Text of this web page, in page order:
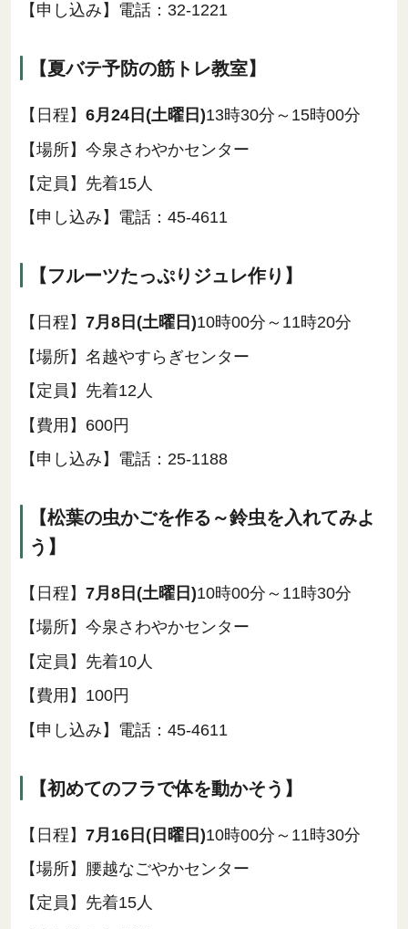
【申し込み】電話：32-1221
【夏バテ予防の筋トレ教室】
【日程】 6月24日(土曜日)13時30分～15時00分
【場所】今泉さわやかセンター
【定員】先着15人
【申し込み】電話：45-4611
【フルーツたっぷりジュレ作り】
【日程】 7月8日(土曜日)10時00分～11時20分
【場所】名越やすらぎセンター
【定員】先着12人
【費用】600円
【申し込み】電話：25-1188
【松葉の虫かごを作る～鈴虫を入れてみよ
う】
【日程】 7月8日(土曜日)10時00分～11時30分
【場所】今泉さわやかセンター
【定員】先着10人
【費用】100円
【申し込み】電話：45-4611
【初めてのフラで体を動かそう】
【日程】 7月16日(日曜日)10時00分～11時30分
【場所】腰越なごやかセンター
【定員】先着15人